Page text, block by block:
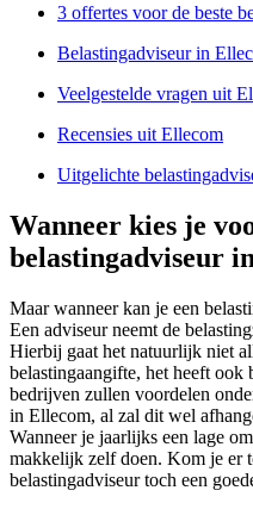
3 offertes voor de beste
Belastingadviseur in
Veelgestelde vragen uit
Recensies uit Ellecom
Uitgelichte
Wanneer kies je
belastingadviseur
Maar wanneer kan je een
Een adviseur neemt de
Hierbij gaat het natuurlijk niet
belastingaangifte, het heeft ook
bedrijven zullen voordelen
in Ellecom, al zal dit wel
Wanneer je jaarlijks een lage
makkelijk zelf doen. Kom je er
belastingadviseur toch een